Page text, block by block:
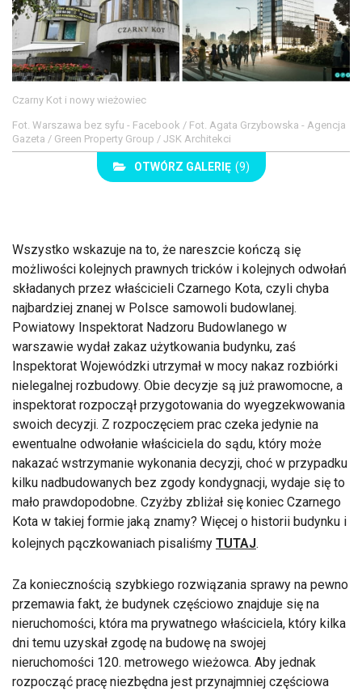
Czarny Kot i nowy wieżowiec
Fot. Warszawa bez syfu - Facebook / Fot. Agata Grzybowska - Agencja
Gazeta / Green Property Group / JSK Architekci
OTWÓRZ GALERIĘ (9)
Wszystko wskazuje na to, że nareszcie kończą się
możliwości kolejnych prawnych tricków i kolejnych odwołań
składanych przez właścicieli Czarnego Kota, czyli chyba
najbardziej znanej w Polsce samowoli budowlanej.
Powiatowy Inspektorat Nadzoru Budowlanego w
warszawie wydał zakaz użytkowania budynku, zaś
Inspektorat Wojewódzki utrzymał w mocy nakaz rozbiórki
nielegalnej rozbudowy. Obie decyzje są już prawomocne, a
inspektorat rozpoczął przygotowania do wyegzekwowania
swoich decyzji. Z rozpoczęciem prac czeka jedynie na
ewentualne odwołanie właściciela do sądu, który może
nakazać wstrzymanie wykonania decyzji, choć w przypadku
kilku nadbudowanych bez zgody kondygnacji, wydaje się to
mało prawdopodobne. Czyżby zbliżał się koniec Czarnego
Kota w takiej formie jaką znamy? Więcej o historii budynku i
kolejnych pączkowaniach pisaliśmy TUTAJ.
Za koniecznością szybkiego rozwiązania sprawy na pewno
przemawia fakt, że budynek częściowo znajduje się na
nieruchomości, która ma prywatnego właściciela, który kilka
dni temu uzyskał zgodę na budowę na swojej
nieruchomości 120. metrowego wieżowca. Aby jednak
rozpocząć pracę niezbędna jest przynajmniej częściowa